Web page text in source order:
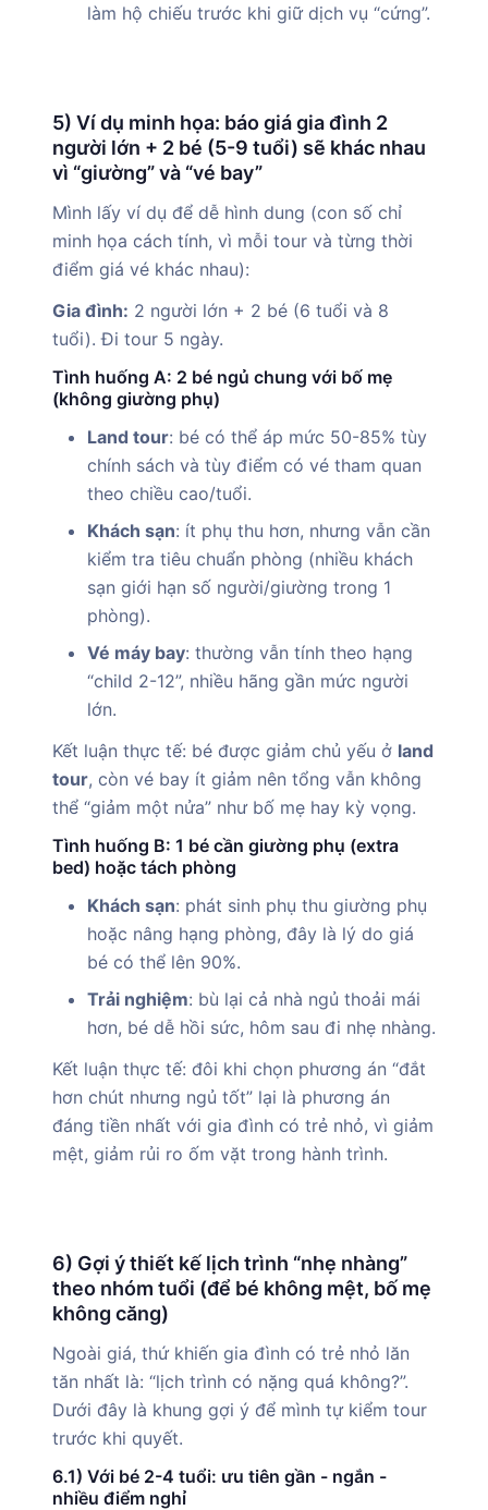
làm hộ chiếu trước khi giữ dịch vụ “cứng”.
5) Ví dụ minh họa: báo giá gia đình 2
người lớn + 2 bé (5-9 tuổi) sẽ khác nhau
vì “giường” và “vé bay”
Mình lấy ví dụ để dễ hình dung (con số chỉ
minh họa cách tính, vì mỗi tour và từng thời
điểm giá vé khác nhau):
Gia đình: 2 người lớn + 2 bé (6 tuổi và 8
tuổi). Đi tour 5 ngày.
Tình huống A: 2 bé ngủ chung với bố mẹ
(không giường phụ)
Land tour: bé có thể áp mức 50-85% tùy
chính sách và tùy điểm có vé tham quan
theo chiều cao/tuổi.
Khách sạn: ít phụ thu hơn, nhưng vẫn cần
kiểm tra tiêu chuẩn phòng (nhiều khách
sạn giới hạn số người/giường trong 1
phòng).
Vé máy bay: thường vẫn tính theo hạng
“child 2-12”, nhiều hãng gần mức người
lớn.
Kết luận thực tế: bé được giảm chủ yếu ở land
tour, còn vé bay ít giảm nên tổng vẫn không
thể “giảm một nửa” như bố mẹ hay kỳ vọng.
Tình huống B: 1 bé cần giường phụ (extra
bed) hoặc tách phòng
Khách sạn: phát sinh phụ thu giường phụ
hoặc nâng hạng phòng, đây là lý do giá
bé có thể lên 90%.
Trải nghiệm: bù lại cả nhà ngủ thoải mái
hơn, bé dễ hồi sức, hôm sau đi nhẹ nhàng.
Kết luận thực tế: đôi khi chọn phương án “đắt
hơn chút nhưng ngủ tốt” lại là phương án
đáng tiền nhất với gia đình có trẻ nhỏ, vì giảm
mệt, giảm rủi ro ốm vặt trong hành trình.
6) Gợi ý thiết kế lịch trình “nhẹ nhàng”
theo nhóm tuổi (để bé không mệt, bố mẹ
không căng)
Ngoài giá, thứ khiến gia đình có trẻ nhỏ lăn
tăn nhất là: “lịch trình có nặng quá không?”.
Dưới đây là khung gợi ý để mình tự kiểm tour
trước khi quyết.
6.1) Với bé 2-4 tuổi: ưu tiên gần - ngắn -
nhiều điểm nghỉ